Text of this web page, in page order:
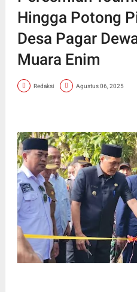
Hingga Potong
Desa Pagar
Muara Enim
Redaksi Agustus 06, 2025